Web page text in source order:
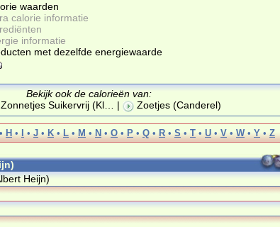
waarden
calorie informatie
informatie
met dezelfde energiewaarde
Bekijk ook de calorieën van:
Suikervrij (Kl… | Zoetjes (Canderel)
• H • I • J • K • L • M • N • O • P • Q • R • S • T • U • V • W • Y • Z
Heijn)